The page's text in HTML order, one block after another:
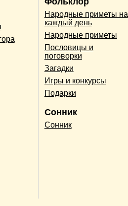
Народные приметы на
каждый день
Народные приметы
Пословицы и
поговорки
Загадки
Игры и конкурсы
Подарки
Сонник
Сонник